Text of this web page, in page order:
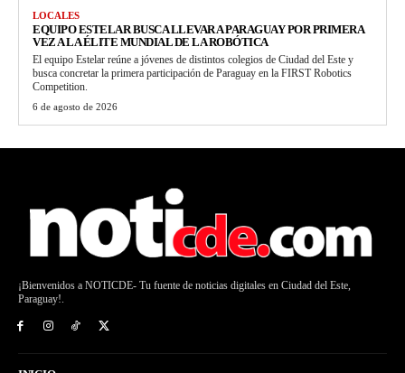
LOCALES
EQUIPO ESTELAR BUSCA LLEVAR A PARAGUAY POR PRIMERA
VEZ A LA ÉLITE MUNDIAL DE LA ROBÓTICA
El equipo Estelar reúne a jóvenes de distintos colegios de Ciudad del Este y
busca concretar la primera participación de Paraguay en la FIRST Robotics
Competition.
6 de agosto de 2026
¡Bienvenidos a NOTICDE- Tu fuente de noticias digitales en Ciudad del Este,
Paraguay!.